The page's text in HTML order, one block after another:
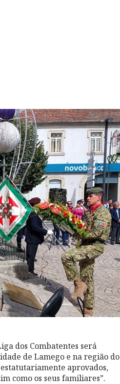
dos Combatentes será
de Lamego e na região do
aprovados,
como os seus familiares”.